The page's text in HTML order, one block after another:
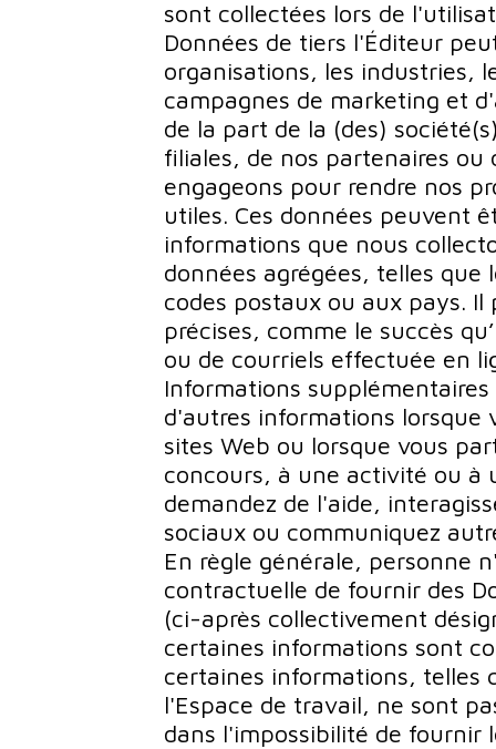
sont collectées lors de
Données de tiers l'Éditeur
organisations, les industries,
campagnes de marketing et
de la part de la (des)
filiales, de nos partenaires
engageons pour rendre nos
utiles. Ces données peuvent
informations que nous
données agrégées, telles que
codes postaux ou aux pays.
précises, comme le succès
ou de courriels effectuée en
Informations
d'autres informations lorsque
sites Web ou lorsque vous
concours, à une activité ou à
demandez de l'aide,
sociaux ou communiquez
En règle générale, personne
contractuelle de fournir des
(ci-après collectivement
certaines informations sont
certaines informations, telles
l'Espace de travail, ne sont
dans l'impossibilité de fournir